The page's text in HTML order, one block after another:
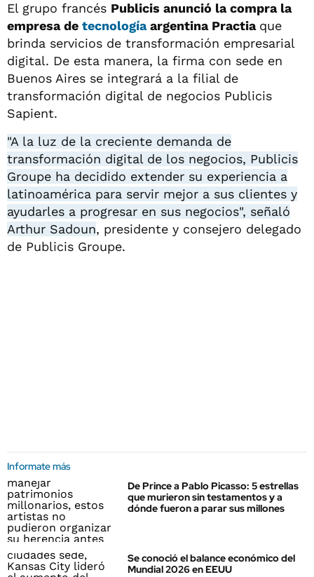
El grupo francés Publicis anunció la compra la
empresa de tecnologíaargentina Practia que
brinda servicios de transformación empresarial
digital. De esta manera, la firma con sede en
Buenos Aires se integrará a la filial de
transformación digital de negocios Publicis
Sapient.
"A la luz de la creciente demanda de
transformación digital de los negocios, Publicis
Groupe ha decidido extender su experiencia a
latinoamérica para servir mejor a sus clientes y
ayudarles a progresar en sus negocios", señaló
Arthur Sadoun, presidente y consejero delegado
de Publicis Groupe.
Informate más
De Prince a Pablo Picasso: 5 estrellas
que murieron sin testamentos y a
dónde fueron a parar sus millones
Se conoció el balance económico del
Mundial 2026 en EEUU